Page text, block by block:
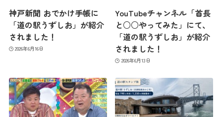
神戸新聞 おでかけ手帳に
「道の駅うずしお」が紹介
されました！
2026年6月16日
YouTubeチャンネル「首長
と○○やってみた」にて、
「道の駅うずしお」が紹介
されました！
2026年6月13日